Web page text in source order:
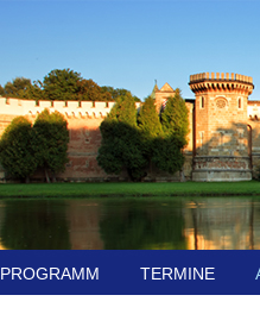
PROGRAMM TERMINE